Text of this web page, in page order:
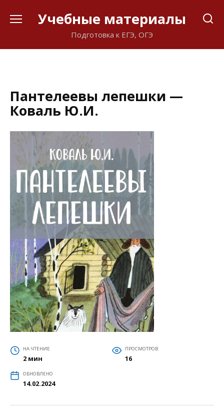
Учебные материалы
Подготовка к ЕГЭ, ОГЭ
Пантелеевы лепешки —
Коваль Ю.И.
НА ЧТЕНИЕ
2 мин
ПРОСМОТРОВ
16
ОБНОВЛЕНО
14.02.2024